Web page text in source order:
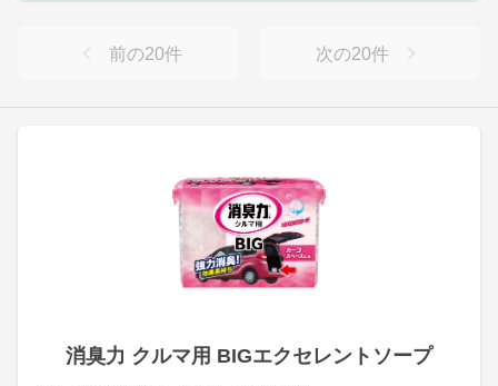
消臭力 クルマ用 BIGエクセレントソープ
前の20件 次の20件